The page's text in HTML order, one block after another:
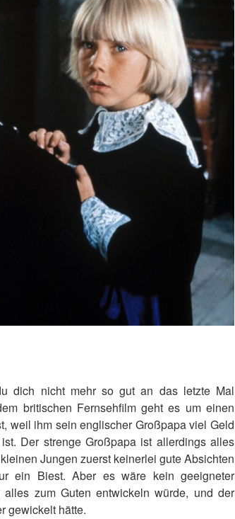
dich nicht mehr so gut an das letzte Mal
britischen Fernsehfilm geht es um einen
weil ihm sein englischer Großpapa viel Geld
Der strenge Großpapa ist allerdings alles
Jungen zuerst keinerlei gute Absichten
ein Biest. Aber es wäre kein geeigneter
zum Guten entwickeln würde, und der
gewickelt hätte.